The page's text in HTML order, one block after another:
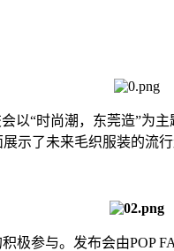
“时尚潮，东莞造”为主
示了未来毛织服装的流行
与。发布会由POP